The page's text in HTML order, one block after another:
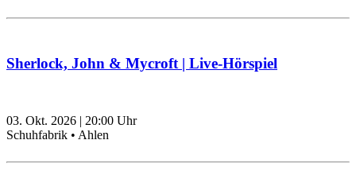
Sherlock, John & Mycroft | Live-Hörspiel
03. Okt. 2026 | 20:00 Uhr
Schuhfabrik • Ahlen